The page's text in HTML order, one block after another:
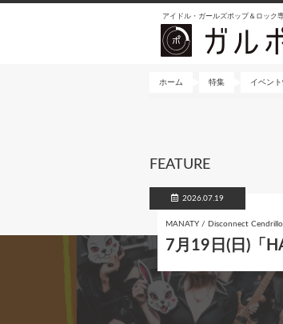
アイドル・ガールズポップ＆ロック
ホーム 特集 イベン
FEATURE
2026.07.19
MANATY / Disconnect
7月19日(日)「